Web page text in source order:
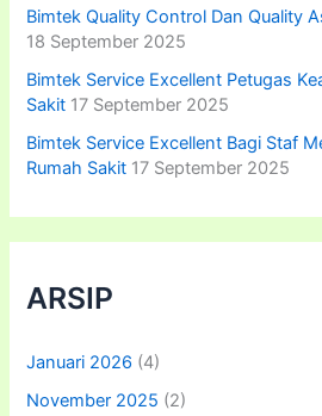
Bimtek Quality Control Dan Quality
18 September 2025
Bimtek Service Excellent Petugas
Sakit 17 September 2025
Bimtek Service Excellent Bagi Staf
Rumah Sakit 17 September 2025
ARSIP
Januari 2026 (4)
November 2025 (2)